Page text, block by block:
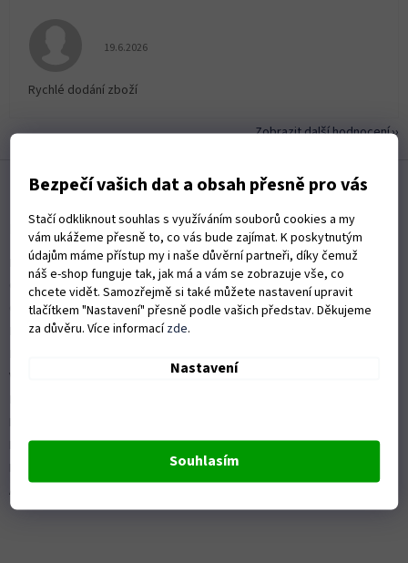
Bezpečí vašich dat a obsah přesně pro vás
Stačí odkliknout souhlas s využíváním souborů cookies a my
vám ukážeme přesně to, co vás bude zajímat. K poskytnutým
údajům máme přístup my i naše důvěrní partneři, díky čemuž
náš e-shop funguje tak, jak má a vám se zobrazuje vše, co
chcete vidět. Samozřejmě si také můžete nastavení upravit
tlačítkem "Nastavení" přesně podle vašich představ. Děkujeme
za důvěru. Více informacízde.
Nastavení
Souhlasím
Hodnocení obchodu je 5 z 5 hvězdiček.
19.6.2026
Rychlé dodání zboží
Zobrazit další hodnocení
Informace pro vás
Kontakty
Obchodní podmínky
Ochrana osobních údajů
Možnosti dopravy
Vrácení zboží a reklamace
Politika kvality
Autorizovaný servis Husqvarna